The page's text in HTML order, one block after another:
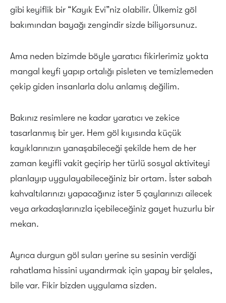
gibi keyiflik bir “Kayık Evi”niz olabilir. Ülkemiz göl
bakımından bayağı zengindir sizde biliyorsunuz.
Ama neden bizimde böyle yaratıcı fikirlerimiz yokta
mangal keyfi yapıp ortalığı pisleten ve temizlemeden
çekip giden insanlarla dolu anlamış değilim.
Bakınız resimlere ne kadar yaratıcı ve zekice
tasarlanmış bir yer. Hem göl kıyısında küçük
kayıklarınızın yanaşabileceği şekilde hem de her
zaman keyifli vakit geçirip her türlü sosyal aktiviteyi
planlayıp uygulayabileceğiniz bir ortam. İster sabah
kahvaltılarınızı yapacağınız ister 5 çaylarınızı ailecek
veya arkadaşlarınızla içebileceğiniz gayet huzurlu bir
mekan.
Ayrıca durgun göl suları yerine su sesinin verdiği
rahatlama hissini uyandırmak için yapay bir şelales,
bile var. Fikir bizden uygulama sizden.